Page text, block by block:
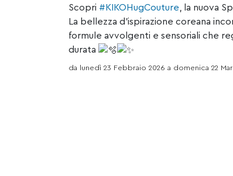
Scopri #KIKOHugCouture , la nuova
La bellezza d’ispirazione coreana
formule avvolgenti e sensoriali che
durata
da lunedì 23 Febbraio 2026 a domenica 22